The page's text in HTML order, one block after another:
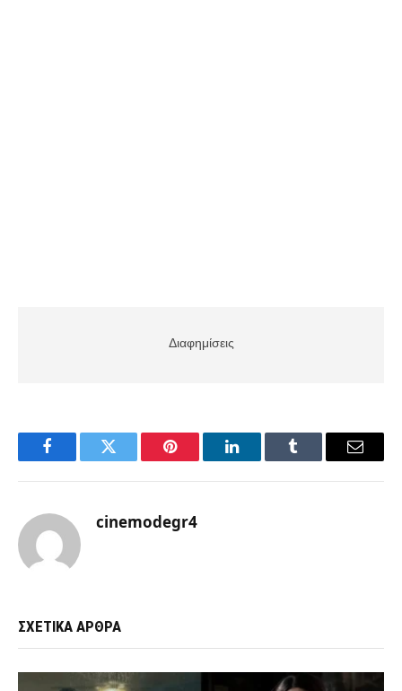
Διαφημίσεις
FacebookTwitter Pinterest LinkedInTumblr Email
cinemodegr4
ΣΧΕΤΙΚΑ ΑΡΘΡΑ